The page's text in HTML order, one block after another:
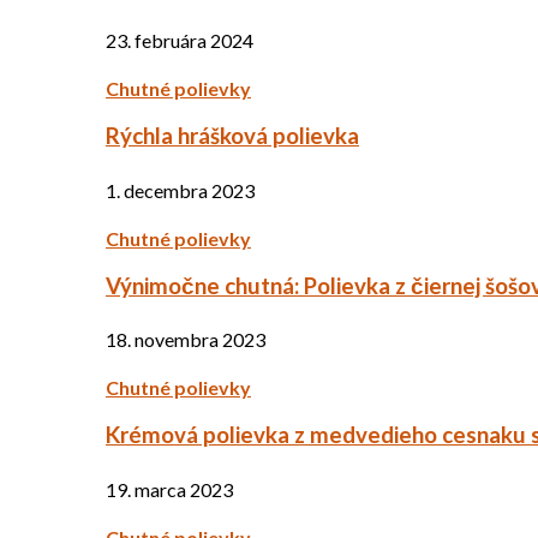
23. februára 2024
Chutné polievky
Rýchla hrášková polievka
1. decembra 2023
Chutné polievky
Výnimočne chutná: Polievka z čiernej
18. novembra 2023
Chutné polievky
Krémová polievka z medvedieho cesnaku
19. marca 2023